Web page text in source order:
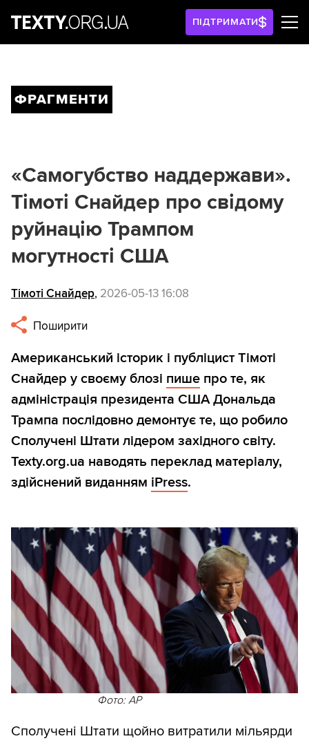
ПІДТРИМАТИ
ФРАГМЕНТИ
«Самогубство наддержави».
Тімоті Снайдер про свідому
руйнацію Трампом
могутності США
Тімоті Снайдер, 2026-05-13 16:08
Поширити
Американський історик і публіцист Тімоті
Снайдер у своєму блозі пише про те, як
адміністрація президента США Дональда
Трампа послідовно демонтує те, що робило
Сполучені Штати лідером західного світу.
Texty.org.ua наводять переклад матеріалу,
здійснений виданням iPress.
Фото: AP
Сполучені Штати щойно витратили мільярди